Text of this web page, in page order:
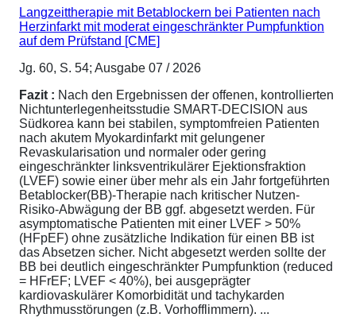
Langzeittherapie mit Betablockern bei Patienten nach
Herzinfarkt mit moderat eingeschränkter Pumpfunktion
auf dem Prüfstand [CME]
Jg. 60, S. 54; Ausgabe 07 / 2026
Fazit : Nach den Ergebnissen der offenen, kontrollierten
Nichtunterlegenheitsstudie SMART-DECISION aus
Südkorea kann bei stabilen, symptomfreien Patienten
nach akutem Myokardinfarkt mit gelungener
Revaskularisation und normaler oder gering
eingeschränkter linksventrikulärer Ejektionsfraktion
(LVEF) sowie einer über mehr als ein Jahr fortgeführten
Betablocker(BB)-Therapie nach kritischer Nutzen-
Risiko-Abwägung der BB ggf. abgesetzt werden. Für
asymptomatische Patienten mit einer LVEF > 50%
(HFpEF) ohne zusätzliche Indikation für einen BB ist
das Absetzen sicher. Nicht abgesetzt werden sollte der
BB bei deutlich eingeschränkter Pumpfunktion (reduced
= HFrEF; LVEF < 40%), bei ausgeprägter
kardiovaskulärer Komorbidität und tachykarden
Rhythmusstörungen (z.B. Vorhofflimmern). ...